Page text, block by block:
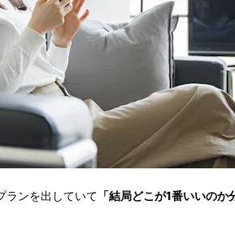
ランを出していて 「結局どこが1番いいのか